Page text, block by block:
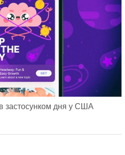
застосунком дня у США